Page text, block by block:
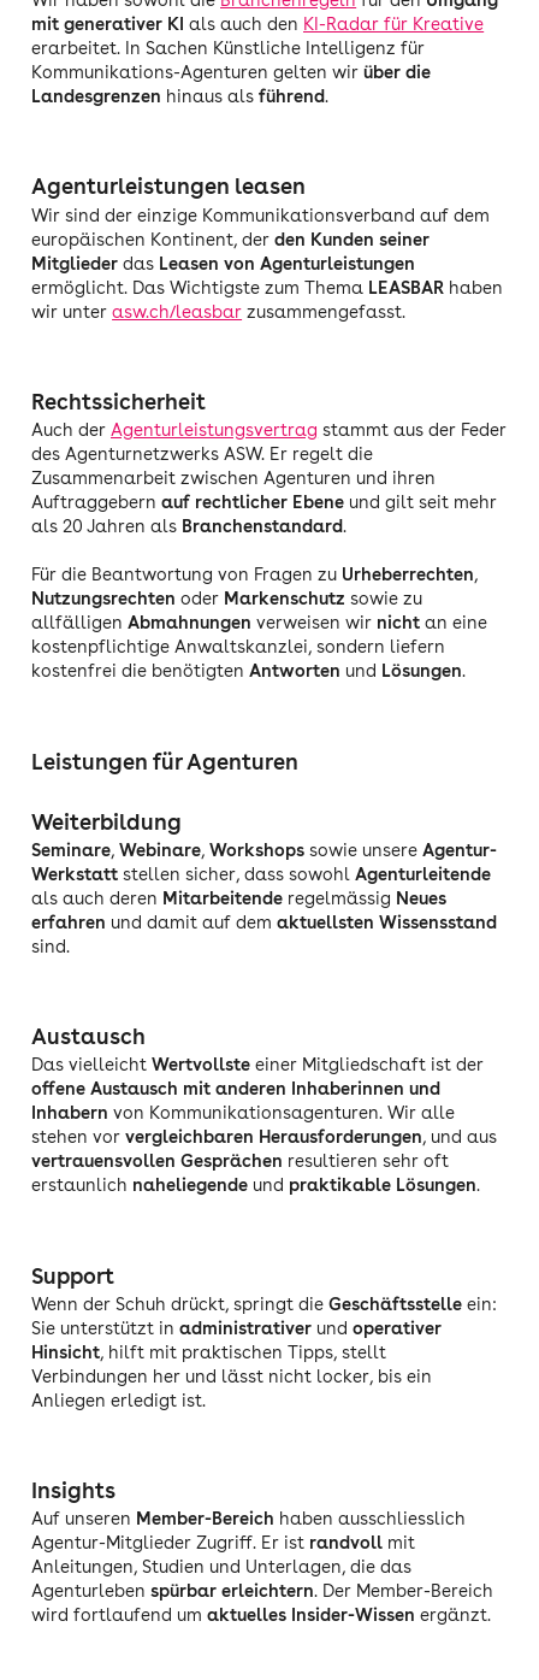
mitgenerativer KI als auch den KI-Radar für Kreative
erarbeitet. In Sachen Künstliche Intelligenz für
Kommunikations-Agenturen gelten wirüber die
Landesgrenzen hinaus alsführend.
Agenturleistungen leasen
Wir sind der einzige Kommunikationsverband auf dem
europäischen Kontinent, derden Kunden seiner
Mitglieder das Leasen von Agenturleistungen
ermöglicht. Das Wichtigste zum Thema LEASBAR haben
wir unterasw.ch/leasbar zusammengefasst.
Rechtssicherheit
Auch derAgenturleistungsvertrag stammt aus der Feder
des Agenturnetzwerks ASW. Er regelt die
Zusammenarbeit zwischen Agenturen und ihren
Auftraggebernauf rechtlicher Ebene und gilt seit mehr
als 20 Jahren als Branchenstandard.
Für die Beantwortung von Fragen zu Urheberrechten,
Nutzungsrechten oder Markenschutz sowie zu
allfälligenAbmahnungen verweisen wir nicht an eine
kostenpflichtige Anwaltskanzlei, sondern liefern
kostenfrei die benötigtenAntworten und Lösungen.
Leistungen für Agenturen
Weiterbildung
Seminare,Webinare,Workshops sowie unsereAgentur-
Werkstatt stellen sicher, dass sowohlAgenturleitende
als auch deren Mitarbeitende regelmässig Neues
erfahren und damit auf demaktuellsten Wissensstand
sind.
Austausch
Das vielleichtWertvollste einer Mitgliedschaft ist der
offene Austausch mit anderen Inhaberinnen und
Inhabern von Kommunikationsagenturen. Wir alle
stehen vorvergleichbaren Herausforderungen, und aus
vertrauensvollen Gesprächen resultieren sehr oft
erstaunlich naheliegende und praktikable Lösungen.
Support
Wenn der Schuh drückt, springt dieGeschäftsstelle ein:
Sie unterstützt inadministrativer undoperativer
Hinsicht, hilft mit praktischen Tipps, stellt
Verbindungen her und lässt nicht locker, bis ein
Anliegen erledigt ist.
Insights
Auf unseren Member-Bereich haben ausschliesslich
Agentur-Mitglieder Zugriff. Er ist randvoll mit
Anleitungen, Studien und Unterlagen, die das
Agenturlebenspürbar erleichtern. Der Member-Bereich
wird fortlaufend umaktuelles Insider-Wissen ergänzt.